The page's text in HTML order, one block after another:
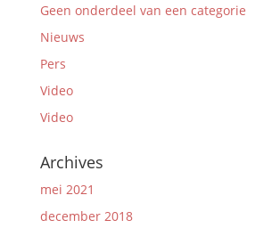
Geen onderdeel van een categorie
Nieuws
Pers
Video
Video
Archives
mei 2021
december 2018